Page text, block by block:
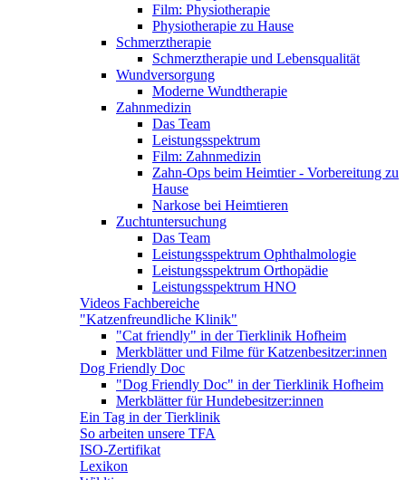
Film: Physiotherapie
Physiotherapie zu Hause
Schmerztherapie
Schmerztherapie und Lebensqualität
Wundversorgung
Moderne Wundtherapie
Zahnmedizin
Das Team
Leistungsspektrum
Film: Zahnmedizin
Zahn-Ops beim Heimtier - Vorbereitung zu
Hause
Narkose bei Heimtieren
Zuchtuntersuchung
Das Team
Leistungsspektrum Ophthalmologie
Leistungsspektrum Orthopädie
Leistungsspektrum HNO
Videos Fachbereiche
"Katzenfreundliche Klinik"
"Cat friendly" in der Tierklinik Hofheim
Merkblätter und Filme für Katzenbesitzer:innen
Dog Friendly Doc
"Dog Friendly Doc" in der Tierklinik Hofheim
Merkblätter für Hundebesitzer:innen
Ein Tag in der Tierklinik
So arbeiten unsere TFA
ISO-Zertifikat
Lexikon